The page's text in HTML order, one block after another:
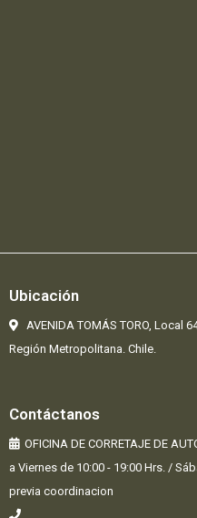
Ubicación
AVENIDA TOMÁS TORO, Local
Región Metropolitana. Chile.
Contáctanos
OFICINA DE CORRETAJE
a Viernes de 10:00 - 19:00 Hrs. /
previa coordinacion